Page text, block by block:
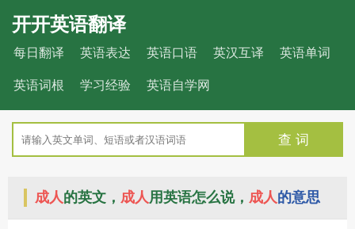
开开英语翻译
每日翻译 英语表达 英语口语 英汉互译 英语单词
英语词根 学习经验 英语自学网
查 词
成人的英文， 成人用英语怎么说， 成人的意思